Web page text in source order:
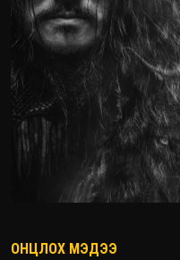
ОНЦЛОХ МЭДЭЭ